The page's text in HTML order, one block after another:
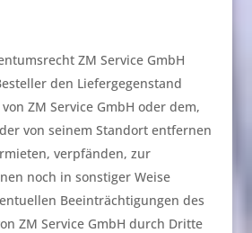
ZM Service GmbH
den Liefergegenstand
ZM Service GmbH oder dem,
von seinem Standort entfernen
verpfänden, zur
noch in sonstiger Weise
Beeinträchtigungen des
ZM Service GmbH durch Dritte